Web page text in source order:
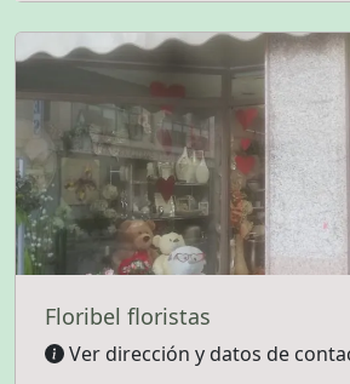
Floribel floristas
Ver dirección y datos de